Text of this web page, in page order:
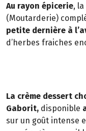
Au rayon épicerie,
(Moutarderie)
petite dernière à
d’herbes fraiches
La crème dessert
Gaborit, disponible
sur un goût intense